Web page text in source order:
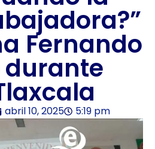
Fernando
durante
abril 10, 2025 5:19 pm